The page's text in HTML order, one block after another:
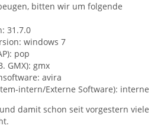
bitten wir um folgende
31.7.0
windows 7
pop
GMX): gmx
avira
intern/Externe Software): interne
damit schon seit vorgestern viele